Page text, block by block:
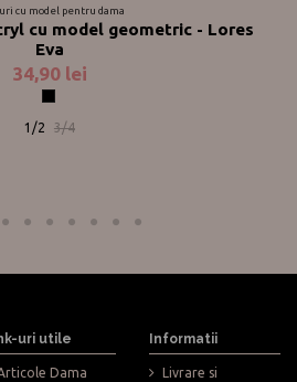
cu model pentru dama
cu model geometric - Lores
Eva
34,90 lei
Negru
1/2
3/4
uri utile
Dama
Informatii
Livrare si